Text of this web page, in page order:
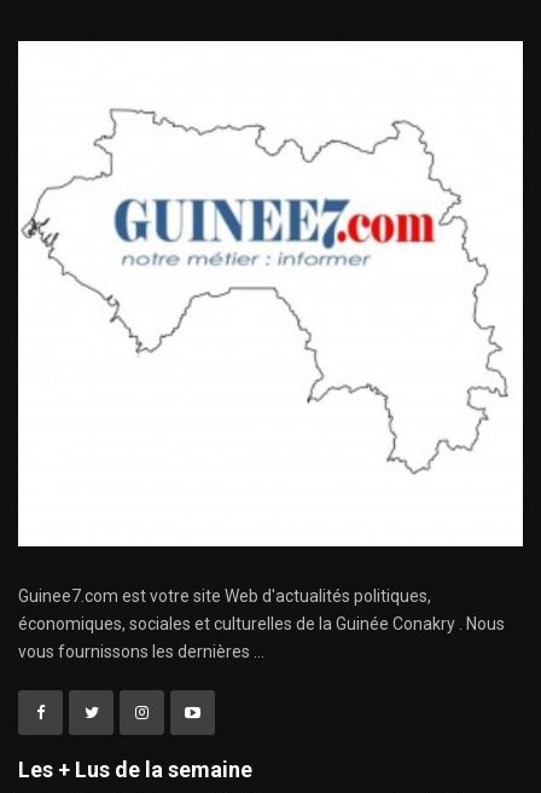
Guinee7.com est votre site Web d'actualités politiques,
économiques, sociales et culturelles de la Guinée Conakry . Nous
vous fournissons les dernières ...
Les + Lus de la semaine